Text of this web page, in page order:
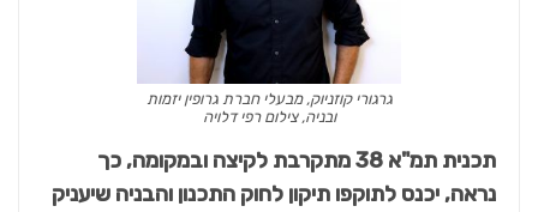
גרגורי קוזניוק, מבעלי חברת גרופין יזמות
ובניה, צילום רפי דלויה
תכנית תמ"א 38 מתקרבת לקיצה ובמקומה, כך
נראה, יכנס לתוקפו תיקון לחוק התכנון והבניה שיעניק